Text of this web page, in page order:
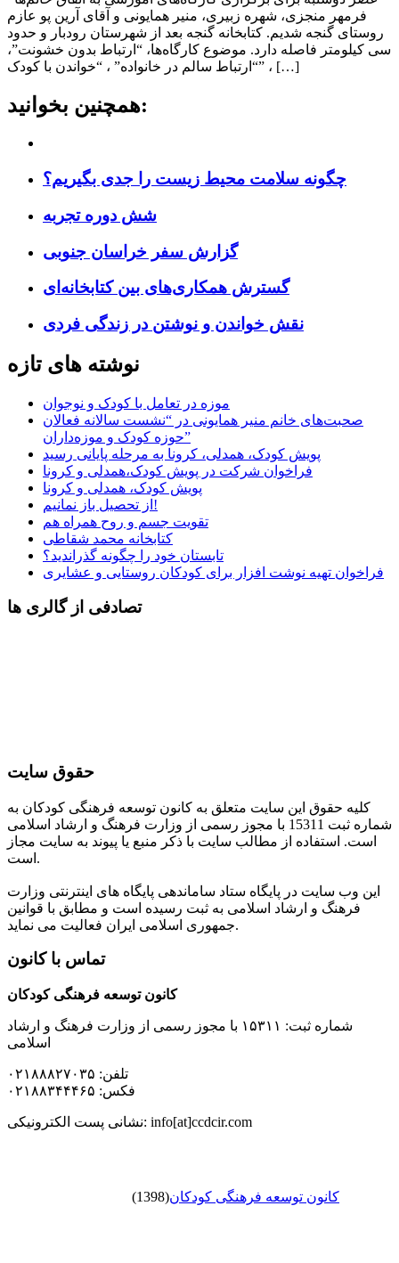
فرمهر منجزی، شهره زبیری، منیر همایونی و آقای آرین پو عازم
روستای گنجه شدیم. کتابخانه گنجه بعد از شهرستان رودبار و حدود
سی کیلومتر فاصله دارد. موضوع کارگاه‌ها، “ارتباط بدون خشونت”،
“ارتباط سالم در خانواده” ، “خواندن با کودک” ، […]
همچنین بخوانید:
چگونه سلامت محیط زیست را جدی بگیریم؟
شش دوره تجربه
گزارش سفر خراسان جنوبی
گسترش همکاری‌های بین کتابخانه‌ای
نقش خواندن و نوشتن در زندگی فردی
نوشته های تازه
موزه در تعامل با کودک و نوجوان
صحبت‌های خانم منیر همایونی در “نشست سالانه فعالان
حوزه کودک و موزه‌داران”
پویش کودک، همدلی، کرونا به مرحله پایانی رسید
فراخوان شرکت در پویش کودک،همدلی و کرونا
پویش کودک، همدلی و کرونا
از تحصیل باز نمانیم!
تقویت جسم و روح همراه هم
کتابخانه محمد شقاطی
تابستان خود را چگونه گذراندید؟
فراخوان تهیه نوشت افزار برای کودکان روستایی و عشایری
تصادفی از گالری ها
حقوق سایت
کلیه حقوق این سایت متعلق به کانون توسعه فرهنگی کودکان به
شماره ثبت 15311 با مجوز رسمی از وزارت فرهنگ و ارشاد اسلامی
است. استفاده از مطالب سایت با ذکر منبع یا پیوند به سایت مجاز
است.
این وب سایت در پایگاه ستاد ساماندهی پایگاه های اینترنتی وزارت
فرهنگ و ارشاد اسلامی به ثبت رسیده است و مطابق با قوانین
جمهوری اسلامی ایران فعالیت می نماید.
تماس با کانون
کانون توسعه فرهنگی کودکان
شماره ثبت: ۱۵۳۱۱ با مجوز رسمی از وزارت فرهنگ و ارشاد
اسلامی
تلفن: ۰۲۱۸۸۸۲۷۰۳۵
فکس: ۰۲۱۸۸۳۴۴۴۶۵
نشانی پست الکترونیکی: info[at]ccdcir.com
کانون توسعه فرهنگی کودکان(1398)